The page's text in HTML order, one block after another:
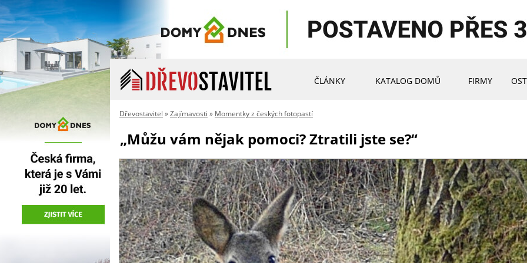
ČLÁNKY KATALOG DOMŮ FIRMY
Dřevostavitel »Zajímavosti » Momentky z českých fotopastí
„Můžu vám nějak pomoci? Ztratili jste se?“